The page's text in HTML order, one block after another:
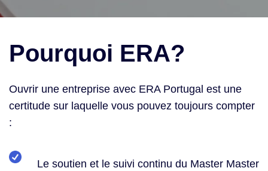
Pourquoi ERA?
Ouvrir une entreprise avec ERA Portugal est une
certitude sur laquelle vous pouvez toujours compter
:
Le soutien et le suivi continu du Master Master